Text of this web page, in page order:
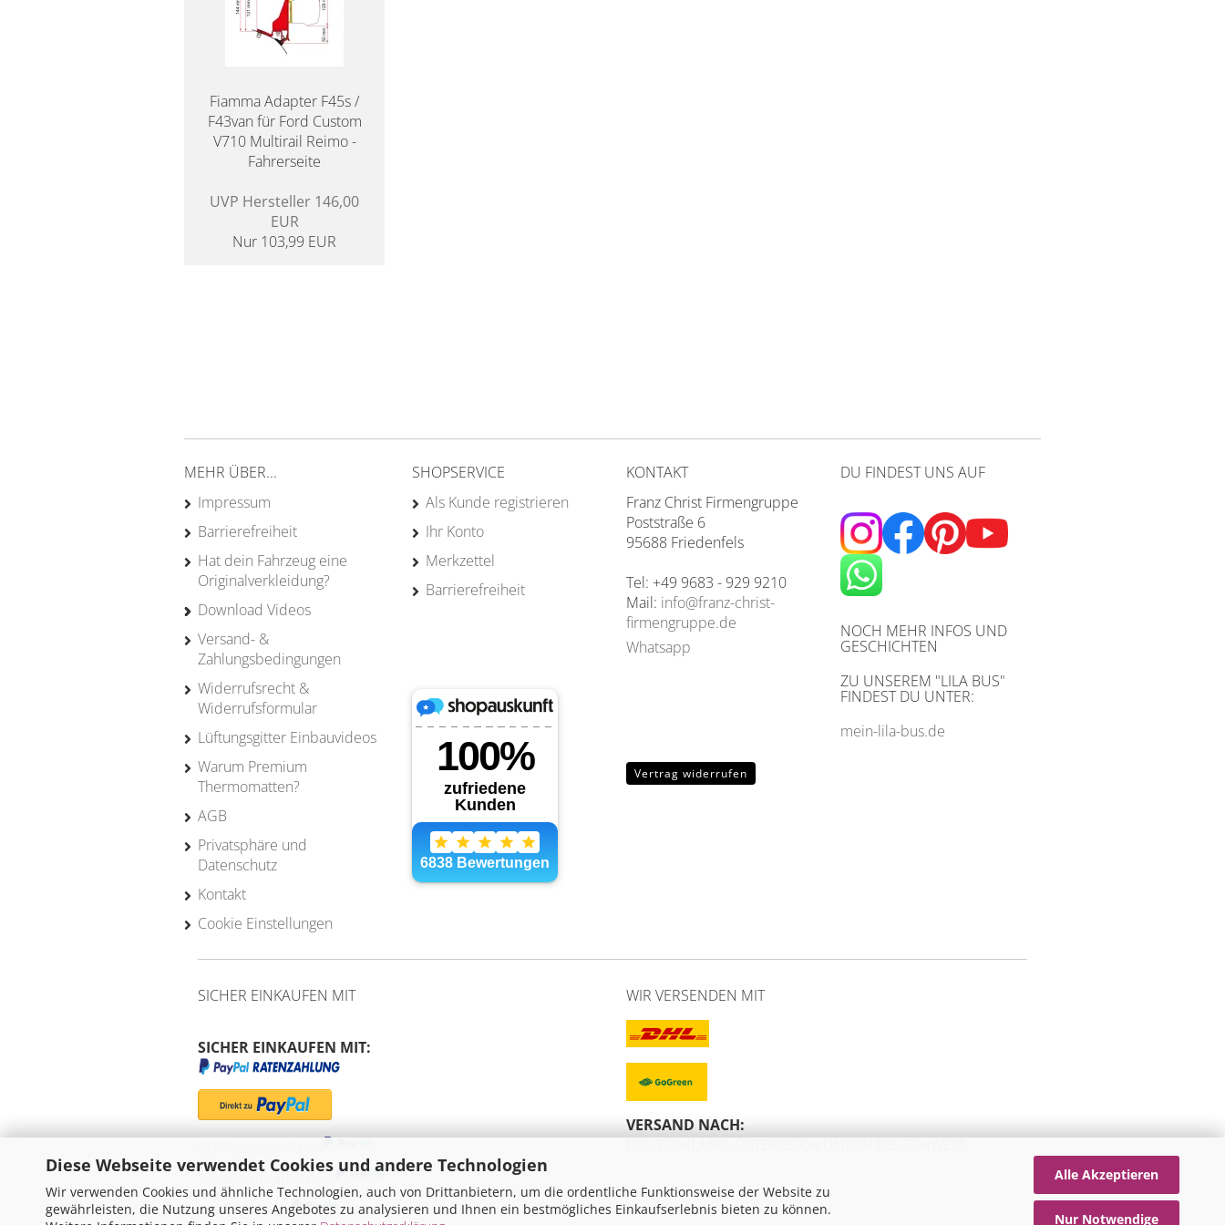
Diese Webseite verwendet Cookies und andere Technologien
Wir verwenden Cookies und ähnliche Technologien, auch von Drittanbietern, um die ordentliche Funktionsweise der Website zu
gewährleisten, die Nutzung unseres Angebotes zu analysieren und Ihnen ein bestmögliches Einkaufserlebnis bieten zu können.
Alle Akzeptieren
Nur Notwendige
Fiamma Adapter F45s /
F43van für Ford Custom
V710 Multirail Reimo -
Fahrerseite
UVP Hersteller 146,00
EUR
Nur 103,99 EUR
MEHR ÜBER...
Impressum
Barrierefreiheit
Hat dein Fahrzeug eine
Originalverkleidung?
Download Videos
Versand- &
Zahlungsbedingungen
Widerrufsrecht &
Widerrufsformular
Lüftungsgitter Einbauvideos
Warum Premium
Thermomatten?
AGB
Privatsphäre und
Datenschutz
Kontakt
Cookie Einstellungen
SHOPSERVICE
Als Kunde registrieren
Ihr Konto
Merkzettel
Barrierefreiheit
KONTAKT
Franz Christ Firmengruppe
Poststraße 6
95688 Friedenfels
Tel: +49 9683 - 929 9210
Mail: info@franz-christ-
firmengruppe.de
Whatsapp
DU FINDEST UNS AUF
NOCH MEHR INFOS UND
GESCHICHTEN
ZU UNSEREM "LILA BUS"
FINDEST DU UNTER:
mein-lila-bus.de
Vertrag widerrufen
SICHER EINKAUFEN MIT
SICHER EINKAUFEN MIT:
Kreditkarte via
WIR VERSENDEN MIT
VERSAND NACH: